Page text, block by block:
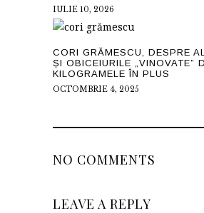
IULIE 10, 2026
CORI GRĂMESCU, DESPRE
ȘI OBICEIURILE „VINOVATE”
KILOGRAMELE ÎN PLUS
OCTOMBRIE 4, 2025
NO COMMENTS
LEAVE A REPLY